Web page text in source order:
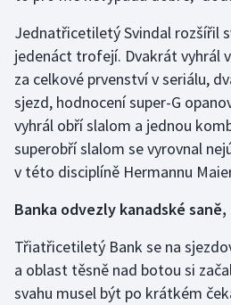
Triatlon
Veslování
Vodní slalom
Jednatřicetiletý Svindal rozšířil
jedenáct trofejí. Dvakrát vyhrál
za celkové prvenství v seriálu,
sjezd, hodnocení super-G
vyhrál obří slalom a jednou
superobří slalom se vyrovnal
v této disciplíně Hermannu
Banka odvezly kanadské
Třiatřicetiletý Bank se na
a oblast těsně nad botou si
svahu musel být po krátkém